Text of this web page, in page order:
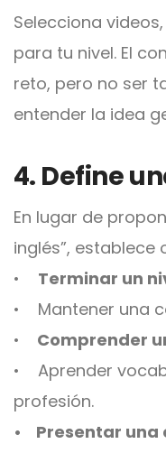
Selecciona
para tu nivel. El
reto, pero no ser
entender la idea
4. Define
En lugar de
inglés”,
• Terminar un
• Mantener una
•
Comprender
• Aprender
profesión.
• Presentar una